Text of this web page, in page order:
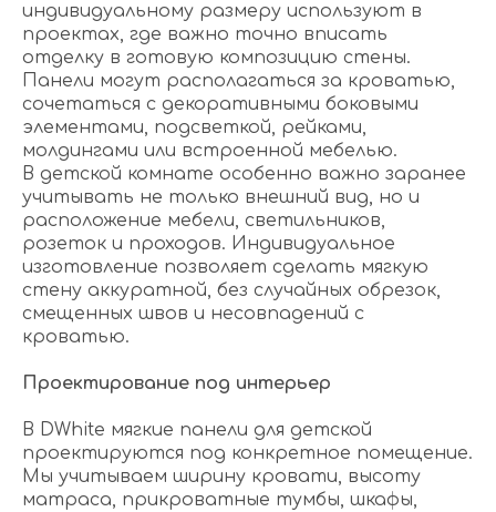
индивидуальному размеру используют в
проектах, где важно точно вписать
отделку в готовую композицию стены.
Панели могут располагаться за кроватью,
сочетаться с декоративными боковыми
элементами, подсветкой, рейками,
молдингами или встроенной мебелью.
В детской комнате особенно важно заранее
учитывать не только внешний вид, но и
расположение мебели, светильников,
розеток и проходов. Индивидуальное
изготовление позволяет сделать мягкую
стену аккуратной, без случайных обрезок,
смещенных швов и несовпадений с
кроватью.
Проектирование под интерьер
В DWhite мягкие панели для детской
проектируются под конкретное помещение.
Мы учитываем ширину кровати, высоту
матраса, прикроватные тумбы, шкафы,